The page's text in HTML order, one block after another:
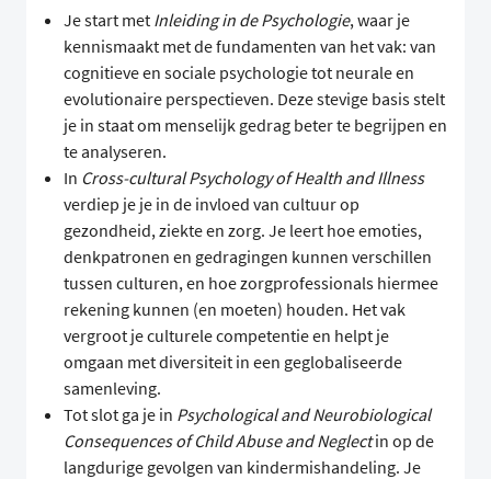
Je start met Inleiding in de Psychologie, waar je
kennismaakt met de fundamenten van het vak: van
cognitieve en sociale psychologie tot neurale en
evolutionaire perspectieven. Deze stevige basis stelt
je in staat om menselijk gedrag beter te begrijpen en
te analyseren.
In Cross-cultural Psychology of Health and Illness
verdiep je je in de invloed van cultuur op
gezondheid, ziekte en zorg. Je leert hoe emoties,
denkpatronen en gedragingen kunnen verschillen
tussen culturen, en hoe zorgprofessionals hiermee
rekening kunnen (en moeten) houden. Het vak
vergroot je culturele competentie en helpt je
omgaan met diversiteit in een geglobaliseerde
samenleving.
Tot slot ga je in Psychological and Neurobiological
Consequences of Child Abuse and Neglectin op de
langdurige gevolgen van kindermishandeling. Je